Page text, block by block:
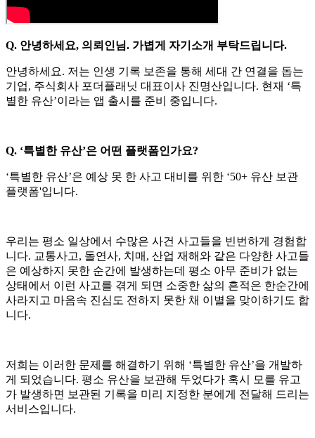
Q. 안녕하세요, 의뢰인님. 가볍게 자기소개 부탁드립니다.
안녕하세요. 저는 인생 기록 보존을 통해 세대 간 연결을 돕는
기업, 주식회사 포더플래닛 대표이사 진명산입니다. 현재 ‘특
별한 유산’이라는 앱 출시를 준비 중입니다.
Q. ‘특별한 유산’은 어떤 플랫폼인가요?
‘특별한 유산’은 예상 못 한 사고 대비를 위한 ‘50+ 유산 보관
플랫폼'입니다.
우리는 평소 일상에서 수많은 사건 사고들을 빈번하게 경험합
니다. 교통사고, 돌연사, 치매, 산업 재해와 같은 다양한 사고들
은 예상하지 못한 순간에 발생하는데 평소 아무 준비가 없는
상태에서 이런 사고를 겪게 되면 소중한 삶의 흔적은 한순간에
사라지고 마음속 진심도 전하지 못한 채 이별을 맞이하기도 합
니다.
저희는 이러한 문제를 해결하기 위해 ‘특별한 유산’을 개발하
게 되었습니다. 평소 유산을 보관해 두었다가 혹시 모를 유고
가 발생하면 보관된 기록을 미리 지정한 분에게 전달해 드리는
서비스입니다.